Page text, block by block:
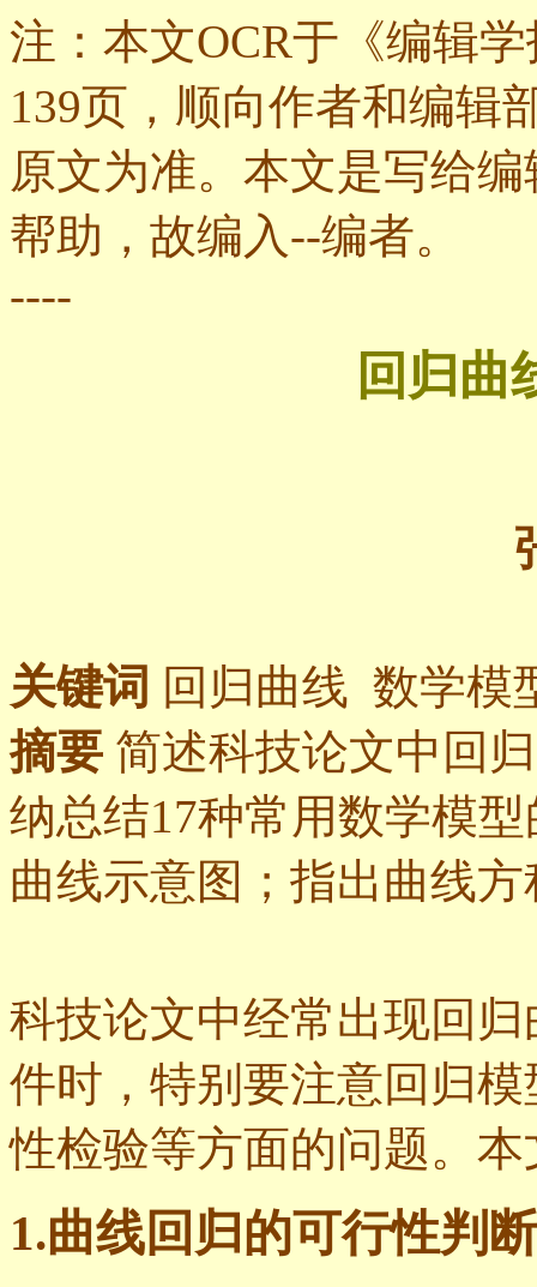
注：本文OCR于《编辑
139页，顺向作者和编辑
原文为准。本文是写给
帮助，故编入--编者。
----
回归曲
关键词 回归曲线 数学模
摘要 简述科技论文中回
纳总结17种常用数学模
曲线示意图；指出曲线
科技论文中经常出现回
件时，特别要注意回归
性检验等方面的问题。
1.曲线回归的可行性判断